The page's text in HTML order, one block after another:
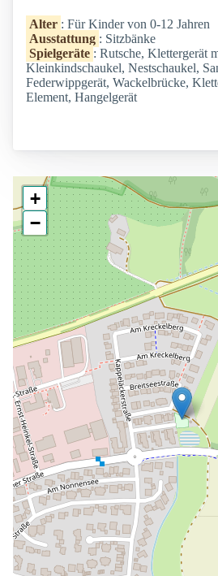
Alter : Für Kinder von 0-12 Jahren
Ausstattung : Sitzbänke
Spielgeräte : Rutsche, Klettergerät
Kleinkindschaukel, Nestschaukel,
Federwippgerät, Wackelbrücke,
Element, Hangelgerät
+
−